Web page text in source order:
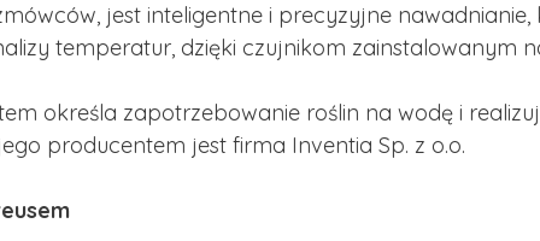
jest inteligentne i precyzyjne
temperatur, dzięki czujnikom zainstalowanym
określa zapotrzebowanie roślin na wodę i
producentem jest firma Inventia Sp. z o.o.